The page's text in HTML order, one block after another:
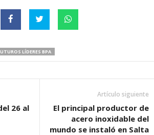
LÍDERES BPA
26 al
Artículo siguiente
El principal productor de
acero inoxidable del
mundo se instaló en Salta